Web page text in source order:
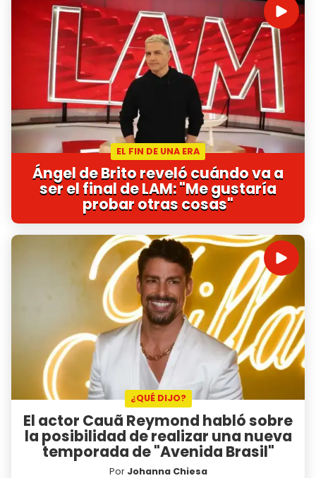
EL FIN DE UNA ERA
Ángel de Brito reveló cuándo va a
ser el final de LAM: "Me gustaría
probar otras cosas"
¿QUÉ DIJO?
El actor Cauã Reymond habló sobre
la posibilidad de realizar una nueva
temporada de "Avenida Brasil"
Por Johanna Chiesa